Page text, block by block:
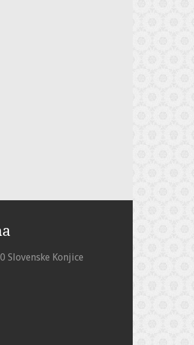
Slovenske Konjice